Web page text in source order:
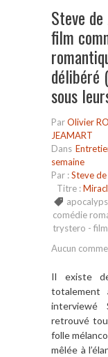
Steve
film
délibéré
sous
ParOlivier
JEAMART
Dans
semaine
Par :Steve
Titre :
comédie
trystero -
Aucun
Il existe
totalement
interviewé
retrouvé
folle
mêlée à